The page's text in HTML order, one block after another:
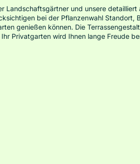
Landschaftsgärtner und unsere
bei der Pflanzenwahl Standort,
genießen können. Die
Privatgarten wird Ihnen lange Freude